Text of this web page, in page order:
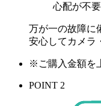
心配が不要
万が一の故障に
安心してカメラ
※ご購入金額を
POINT 2